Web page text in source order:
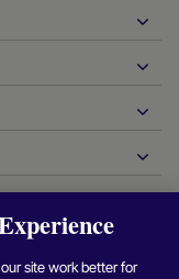
い合わせ
site work better for